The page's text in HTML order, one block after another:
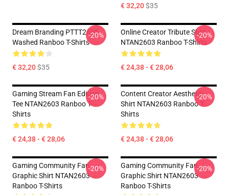
€ 32,20$35
Dream Branding PTTT2605
Washed Ranboo T-Shirts
€ 32,20$35
-20%
Online Creator Tribute Shirt
NTAN2603 Ranboo T-Shirts
€ 24,38 - € 28,06
-20%
Gaming Stream Fan Edition
Tee NTAN2603 Ranboo T-
Shirts
€ 24,38 - € 28,06
-20%
Content Creator Aesthetic
Shirt NTAN2603 Ranboo T-
Shirts
€ 24,38 - € 28,06
-20%
Gaming Community Fan
Graphic Shirt NTAN2603
Ranboo T-Shirts
-20%
Gaming Community Fan
Graphic Shirt NTAN2603
Ranboo T-Shirts
-20%